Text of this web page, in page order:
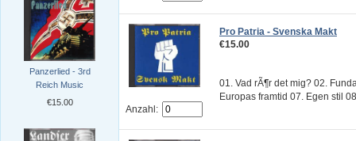
Panzerlied - 3rd
Reich Music
€15.00
Anzahl:
Pro Patria - Svenska Makt
€15.00
01. Vad rÃ¶r det mig? 02.
Europas framtid 07. Egen stil